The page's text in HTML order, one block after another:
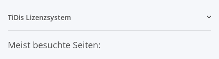
TiDis Lizenzsystem
Meist besuchte Seiten: